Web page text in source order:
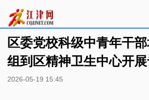
区委党校科级中青年干
组到区精神卫生中心开
2026-05-19 15:45